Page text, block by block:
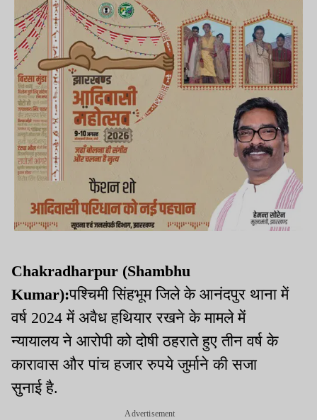
Chakradharpur (Shambhu
Kumar):पश्चिमी सिंहभूम जिले के आनंदपुर थाना में
वर्ष 2024 में अवैध हथियार रखने के मामले में
न्यायालय ने आरोपी को दोषी ठहराते हुए तीन वर्ष के
कारावास और पांच हजार रुपये जुर्माने की सजा
सुनाई है.
Advertisement